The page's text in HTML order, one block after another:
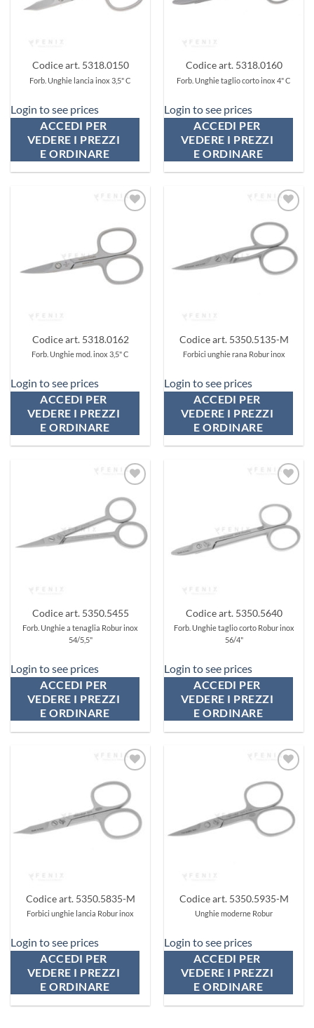
Codice art. 5318.0150
Forb. Unghie lancia inox 3,5" C
Login to see prices
ACCEDI PER
VEDERE I PREZZI
E ORDINARE
Codice art. 5318.0160
Forb. Unghie taglio corto inox 4" C
Login to see prices
ACCEDI PER
VEDERE I PREZZI
E ORDINARE
ai
preferiti
Codice art. 5318.0162
Forb. Unghie mod. inox 3,5" C
Login to see prices
ACCEDI PER
VEDERE I PREZZI
E ORDINARE
Aggiungi
ai
preferiti
Codice art. 5350.5135-M
Forbici unghie rana Robur inox
Login to see prices
ACCEDI PER
VEDERE I PREZZI
E ORDINARE
ai
preferiti
Codice art. 5350.5455
Forb. Unghie a tenaglia Robur inox
54/5,5"
Login to see prices
ACCEDI PER
VEDERE I PREZZI
E ORDINARE
ai
preferiti
Codice art. 5350.5640
Forb. Unghie taglio corto Robur inox
56/4"
Login to see prices
ACCEDI PER
VEDERE I PREZZI
E ORDINARE
Aggiungi
ai
preferiti
Codice art. 5350.5835-M
Forbici unghie lancia Robur inox
Login to see prices
ACCEDI PER
VEDERE I PREZZI
E ORDINARE
Aggiungi
ai
preferiti
Codice art. 5350.5935-M
Unghie moderne Robur
Login to see prices
ACCEDI PER
VEDERE I PREZZI
E ORDINARE